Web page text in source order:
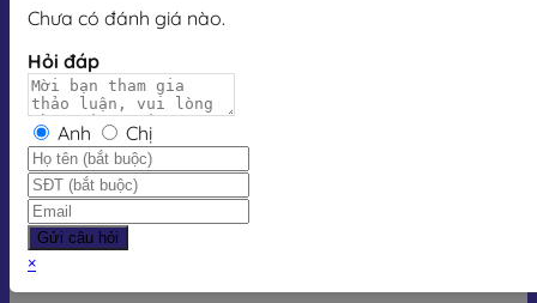
Chưa có đánh giá nào.
Hỏi đáp
Anh Chị
Gửi câu hỏi
×